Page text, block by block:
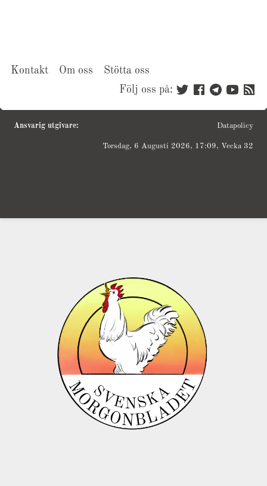
Kontakt Om oss
Stötta oss
Följ oss på:
Ansvarig utgivare: Datapolicy
Torsdag, 6 Augusti 2026, 17:09, Vecka 32